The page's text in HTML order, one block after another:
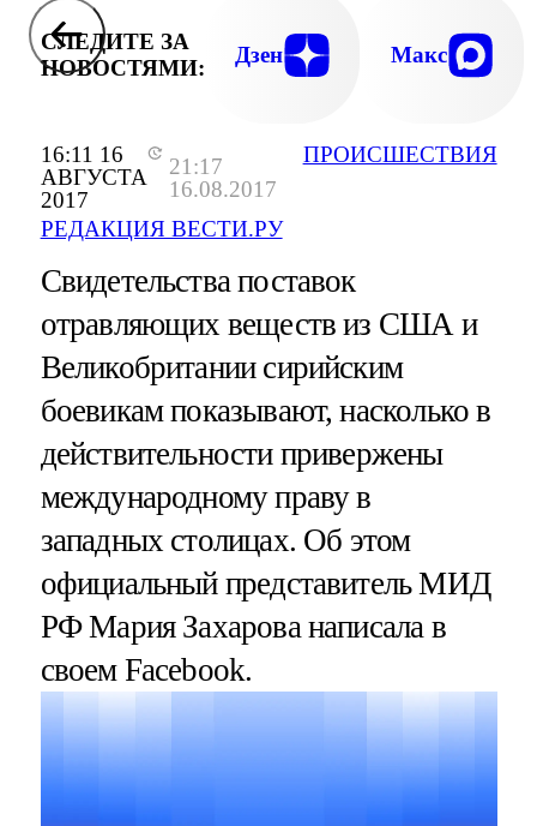
16:11 16
АВГУСТА
2017
21:17
16.08.2017
РЕДАКЦИЯ ВЕСТИ.РУ
ПРОИСШЕСТВИЯ
СЛЕДИТЕ ЗА
НОВОСТЯМИ:
Дзен Макс
Свидетельства поставок
отравляющих веществ из США и
Великобритании сирийским
боевикам показывают, насколько в
действительности привержены
международному праву в
западных столицах. Об этом
официальный представитель МИД
РФ Мария Захарова написала в
своем Facebook.